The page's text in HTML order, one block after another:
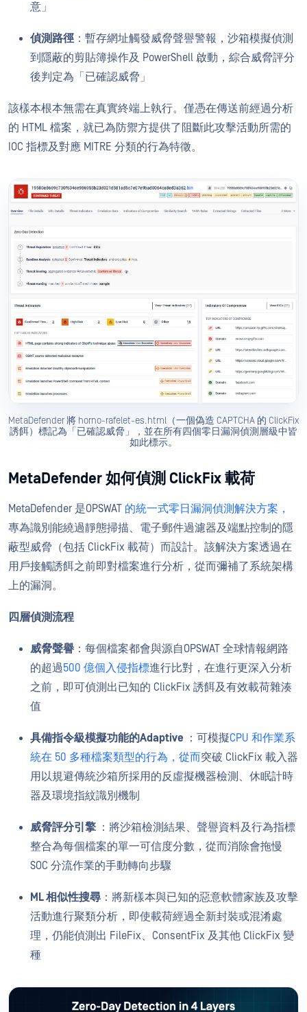
意」
偵測路徑 ：暫存網址觸發威脅聲譽警報，沙箱模擬偵測
到隱蔽的剪貼簿操作及 PowerShell 啟動，綜合威脅評分
後判定為「已確認威脅」
該樣本根本無需在真實終端上執行。僅憑在傳送前經過分析
的 HTML 檔案，就已為防禦方提供了阻斷此攻擊活動所需的
IOC 指標及對應 MITRE 分類的行為特徵。
MetaDefender 將 horno-rafelet-es.html（一個偽造 CAPTCHA 的 ClickFix
誘餌）標記為「已確認威脅」，並在所有四個零日漏洞偵測層級中皆
如此標示。
MetaDefender 如何偵測 ClickFix 載荷
MetaDefender 是OPSWAT 的統一式零日漏洞偵測解決方案，
專為識別能繞過靜態掃描、電子郵件過濾器及端點控制的隱
蔽型威脅（包括 ClickFix 載荷）而設計。該解決方案透過在
用戶接觸誘餌之前即對檔案進行分析，從而彌補了系統架構
上的漏洞。
四層偵測流程
威脅聲譽 ：每個檔案都會與源自OPSWAT 全球情報網路
的超過500 億個入侵指標進行比對，在進行更深入分析
之前，即可偵測出已知的 ClickFix 誘餌及有效載荷雜湊
值
具備指令級模擬功能的Adaptive ：可模擬CPU 和作業系
統在 50 多種檔案類型的行為，從而突破 ClickFix 載入器
用以規避傳統沙箱所採用的反虛擬機器檢測、休眠計時
器及環境指紋識別機制
威脅評分引擎 ：將沙箱檢測結果、聲譽資料及行為指標
整合為每個檔案的單一可信度分數，從而消除會拖慢
SOC 分流作業的手動轉向步驟
ML 相似性搜尋 ：將新樣本與已知的惡意軟體家族及攻擊
活動進行聚類分析，即使載荷經過全新封裝或混淆處
理，仍能偵測出 FileFix、ConsentFix 及其他 ClickFix 變
種